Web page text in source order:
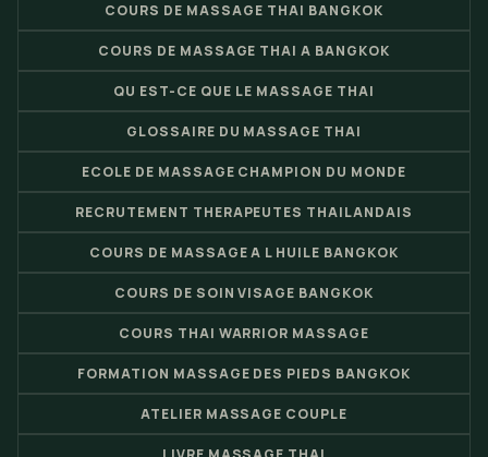
COURS DE MASSAGE THAI BANGKOK
COURS DE MASSAGE THAI A BANGKOK
QU EST-CE QUE LE MASSAGE THAI
GLOSSAIRE DU MASSAGE THAI
ECOLE DE MASSAGE CHAMPION DU MONDE
RECRUTEMENT THERAPEUTES THAILANDAIS
COURS DE MASSAGE A L HUILE BANGKOK
COURS DE SOIN VISAGE BANGKOK
COURS THAI WARRIOR MASSAGE
FORMATION MASSAGE DES PIEDS BANGKOK
ATELIER MASSAGE COUPLE